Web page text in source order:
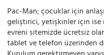
Pac-Man; çocuklar için
geliştirici, yetişkinler için
evreni sitemizde ücretsiz
tablet ve telefon üzerinden